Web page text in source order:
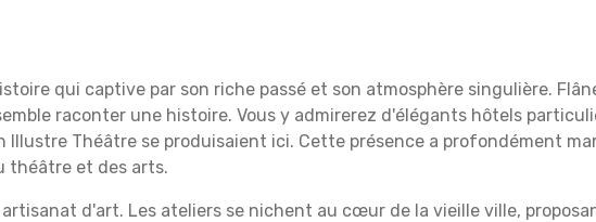
qui captive par son riche passé et son atmosphère singulière.
raconter une histoire. Vous y admirerez d'élégants hôtels
Illustre Théâtre se produisaient ici. Cette présence a profondément
théâtre et des arts.
d'art. Les ateliers se nichent au cœur de la vieille ville,